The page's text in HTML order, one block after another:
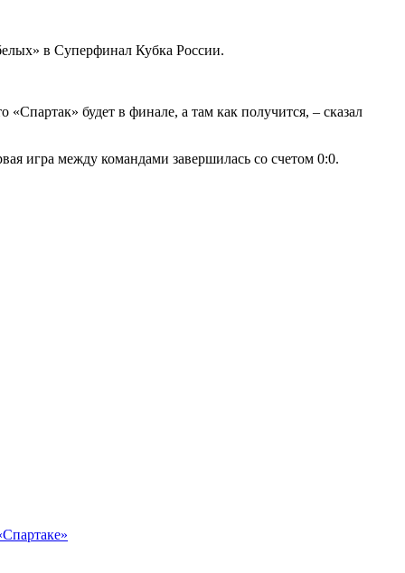
в Суперфинал Кубка России.
будет в финале, а там как получится, – сказал
игра между командами завершилась со счетом 0:0.